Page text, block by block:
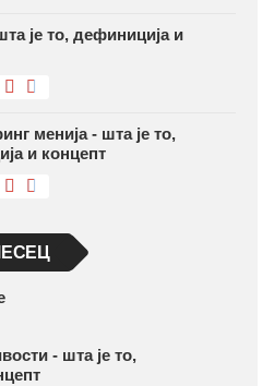
је то, дефиниција и
менија - шта је то,
и концепт
- шта је то,